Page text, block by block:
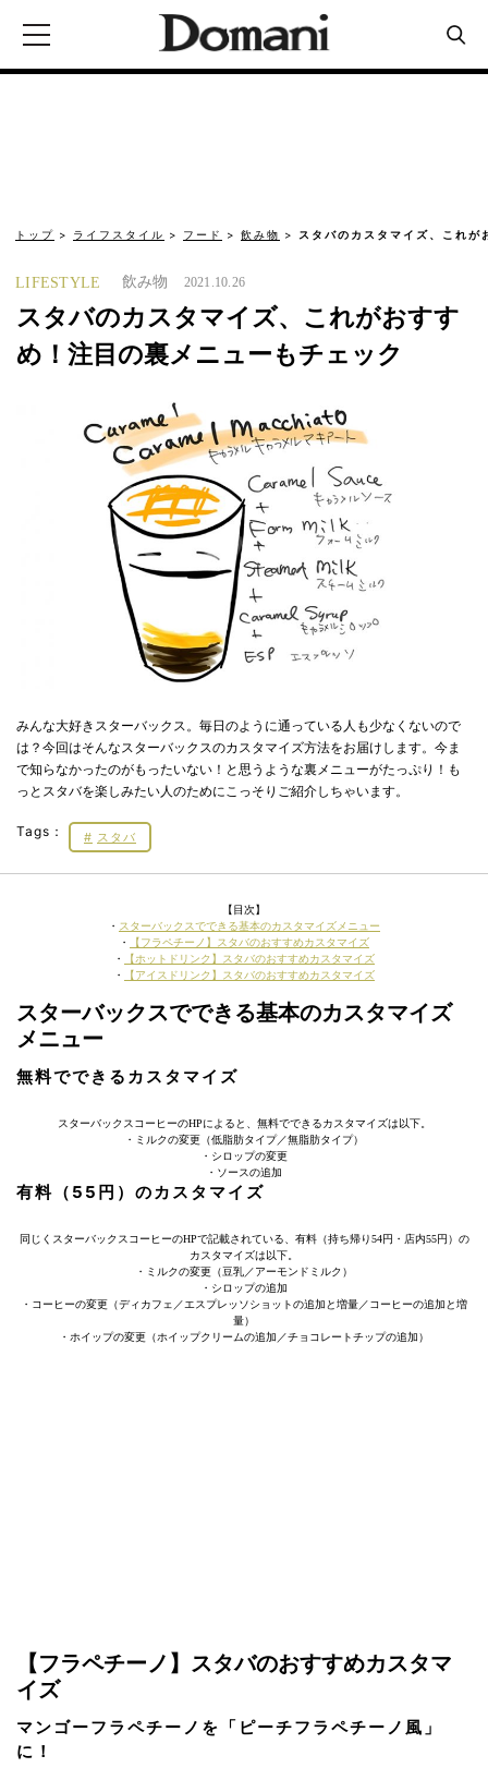
トップ ライフスタイル フード 飲み物 スタバのカスタマイズ、これ
LIFESTYLE 飲み物 2021.10.26
スタバのカスタマイズ、これがおすす
め！注目の裏メニューもチェック
みんな大好きスターバックス。毎日のように通っている人も少なくないので
は？今回はそんなスターバックスのカスタマイズ方法をお届けします。今ま
で知らなかったのがもったいない！と思うような裏メニューがたっぷり！も
っとスタバを楽しみたい人のためにこっそりご紹介しちゃいます。
Tags： スタバ
【目次】
・ スターバックスでできる基本のカスタマイズメニュー
・
【フラペチーノ】スタバのおすすめカスタマイズ
・
【ホットドリンク】スタバのおすすめカスタマイズ
・
【アイスドリンク】スタバのおすすめカスタマイズ
スターバックスでできる基本のカスタマイズ
メニュー
無料でできるカスタマイズ
スターバックスコーヒーのHPによると、無料でできるカスタマイズは以下。
・ミルクの変更（低脂肪タイプ／無脂肪タイプ）
・シロップの変更
・ソースの追加
有料（55円）のカスタマイズ
同じくスターバックスコーヒーのHPで記載されている、有料（持ち帰り54円・店内55円）の
カスタマイズは以下。
・ミルクの変更（豆乳／アーモンドミルク）
・シロップの追加
・コーヒーの変更（ディカフェ／エスプレッソショットの追加と増量／コーヒーの追加と増
量）
・ホイップの変更（ホイップクリームの追加／チョコレートチップの追加）
【フラペチーノ】スタバのおすすめカスタマ
イズ
マンゴーフラペチーノを「ピーチフラペチーノ風」
に！